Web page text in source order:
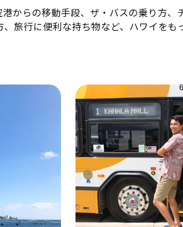
港からの移動手段、ザ・バスの乗り方
、旅行に便利な持ち物など、ハワイを